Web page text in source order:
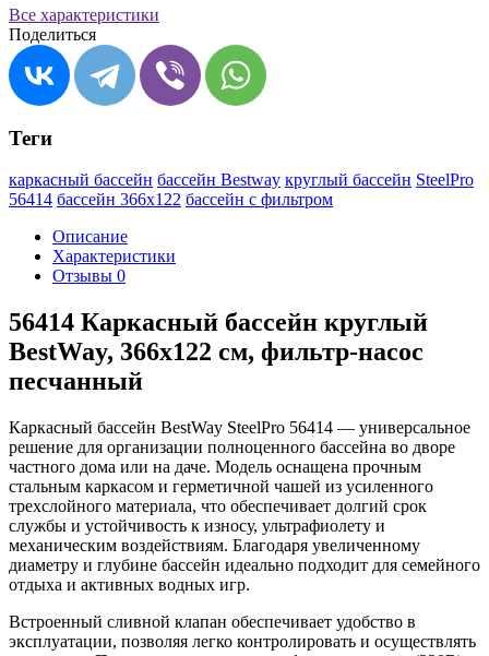
Все характеристики
Поделиться
Теги
каркасный бассейн бассейн Bestway круглый бассейн SteelPro
56414 бассейн 366х122 бассейн с фильтром
Описание
Характеристики
Отзывы 0
56414 Каркасный бассейн круглый
BestWay, 366х122 см, фильтр-насос
песчанный
Каркасный бассейн BestWay SteelPro 56414 — универсальное
решение для организации полноценного бассейна во дворе
частного дома или на даче. Модель оснащена прочным
стальным каркасом и герметичной чашей из усиленного
трехслойного материала, что обеспечивает долгий срок
службы и устойчивость к износу, ультрафиолету и
механическим воздействиям. Благодаря увеличенному
диаметру и глубине бассейн идеально подходит для семейного
отдыха и активных водных игр.
Встроенный сливной клапан обеспечивает удобство в
эксплуатации, позволяя легко контролировать и осуществлять